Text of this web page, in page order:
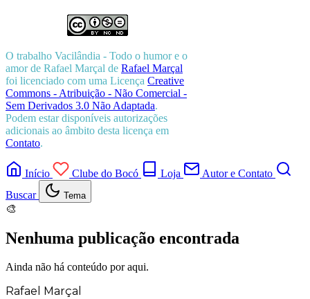
O trabalho Vacilândia - Todo o humor e o
amor de Rafael Marçal de Rafael Marçal
foi licenciado com uma Licença Creative
Commons - Atribuição - Não Comercial -
Sem Derivados 3.0 Não Adaptada.
Podem estar disponíveis autorizações
adicionais ao âmbito desta licença em
Contato.
Início Clube do Bocó Loja
Autor e Contato
Buscar
Tema
🎨
Nenhuma publicação encontrada
Ainda não há conteúdo por aqui.
Rafael Marçal